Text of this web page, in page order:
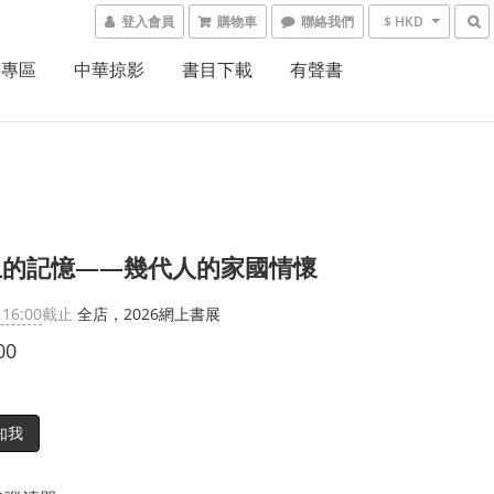
登入會員 購物車 聯絡我們 $ HKD
區 中華掠影 書目下載 有聲書
記憶——幾代人的家國情懷
截止 全店，2026網上書展
我